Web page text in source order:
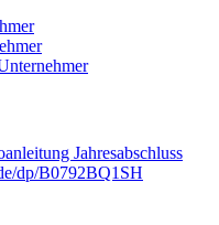
Jahresabschluss
dp/B0792BQ1SH